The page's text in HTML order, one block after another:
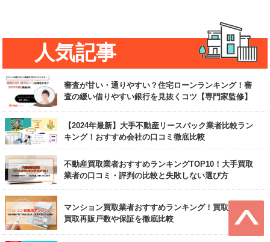
人気記事
審査が甘い・通りやすい？住宅ローンランキング！審
査の緩い借りやすい銀行を見抜くコツ【専門家監修】
【2024年最新】大手不動産リースバック業者比較ラン
キング！おすすめ会社の口コミ徹底比較
不動産買取業者おすすめランキングTOP10！大手買取
業者の口コミ・評判の比較と失敗しない選び方
マンション買取業者おすすめランキング！買取大手の
買取再販戸数や保証を徹底比較